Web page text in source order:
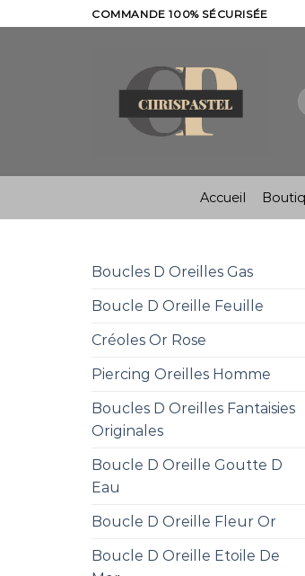
to
COMMANDE 100% SÉCURISÉE
Accueil
Boucles D Oreilles Gas
Boucle D Oreille Feuille
Créoles Or Rose
Piercing Oreilles Homme
Boucles D Oreilles Fantaisies
Originales
Boucle D Oreille Goutte D
Eau
Boucle D Oreille Fleur Or
Boucle D Oreille Etoile De